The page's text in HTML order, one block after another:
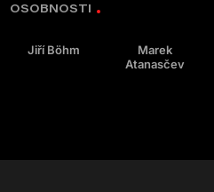
OSOBNOSTI
Jiří Böhm
Marek
Atanasčev